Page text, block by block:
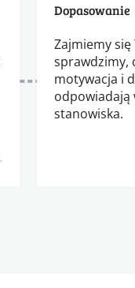
Dopasowanie
Zajmiemy
sprawdzimy,
motywacja i
odpowiadają
stanowiska.